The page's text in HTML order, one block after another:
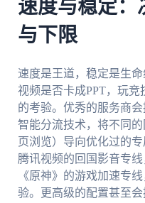
速度与稳定：
与下限
速度是王道，稳定是生
视频是否卡成PPT，玩
的考验。优秀的服务商
智能分流技术，将不同
页浏览）导向优化过的
腾讯视频的回国影音专线
《原神》的游戏加速专
验。更高级的配置甚至